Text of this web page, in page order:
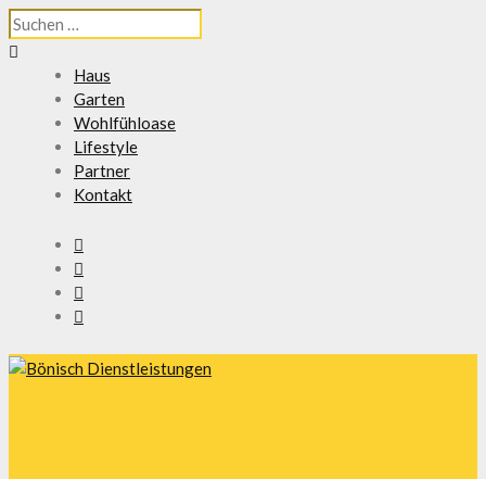
Suchen
nach:
Haus
Garten
Wohlfühloase
Lifestyle
Partner
Kontakt